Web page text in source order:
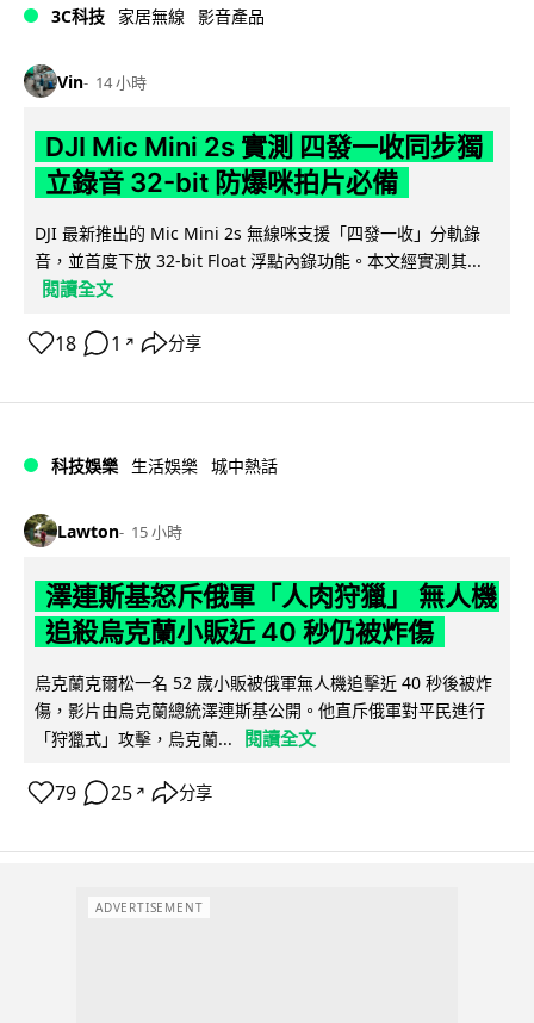
3C科技 家居無線 影音產品
Vin 14 小時
DJI Mic Mini 2s 實測 四發一收同步獨
立錄音 32-bit 防爆咪拍片必備
DJI 最新推出的 Mic Mini 2s 無線咪支援「四發一收」分軌錄
音，並首度下放 32-bit Float 浮點內錄功能。本文經實測其...
閱讀全文
18 1 ↗ 分享
科技娛樂 生活娛樂 城中熱話
Lawton 15 小時
澤連斯基怒斥俄軍「人肉狩獵」 無人機
追殺烏克蘭小販近 40 秒仍被炸傷
烏克蘭克爾松一名 52 歲小販被俄軍無人機追擊近 40 秒後被炸
傷，影片由烏克蘭總統澤連斯基公開。他直斥俄軍對平民進行
「狩獵式」攻擊，烏克蘭...
閱讀全文
79 25 ↗ 分享
ADVERTISEMENT